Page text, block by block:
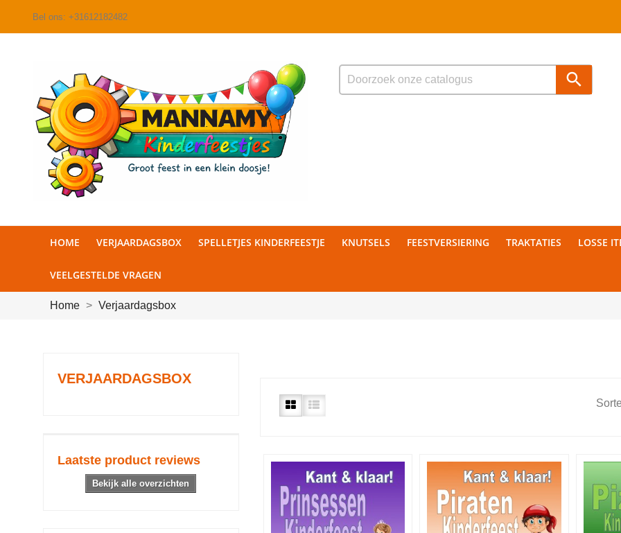
Bel ons: +31612182482

HOME VERJAARDAGSBOX SPELLETJES KINDERFEESTJE KNUTSELS FEESTVERSIERING TRAKTATIES LOSSE
VEELGESTELDE VRAGEN
Home Verjaardagsbox
VERJAARDAGSBOX
Laatste product reviews
Bekijk alle overzichten